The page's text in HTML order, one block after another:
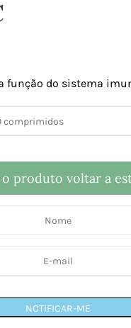
função do sistema
produto voltar a
NOTIFICAR-ME